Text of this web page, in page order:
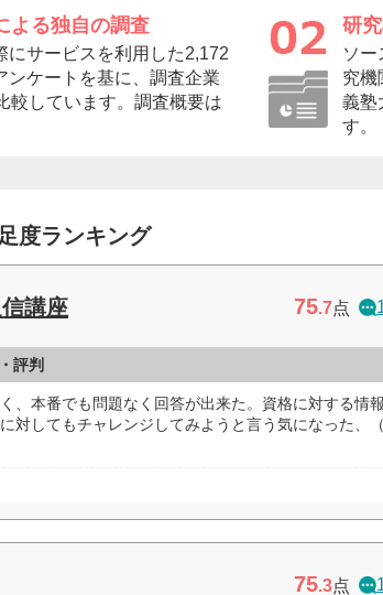
よる独自の調査
にサービスを利用した2,172
ンケートを基に、調査企業
較しています。調査概要は
研
ソー
究機
義塾
す。
度ランキング
講座 75.7点
評判
、本番でも問題なく回答が出来た。資格に対する情
対してもチャレンジしてみようと言う気になった、
75.3点